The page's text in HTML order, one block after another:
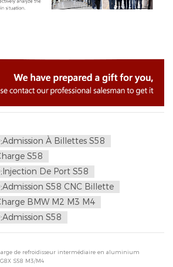
À Billettes S58
S58
De Port S58
S58 CNC Billette
BMW M2 M3 M4
S58
de refroidisseur intermédiaire en aluminium
S58 M3/M4